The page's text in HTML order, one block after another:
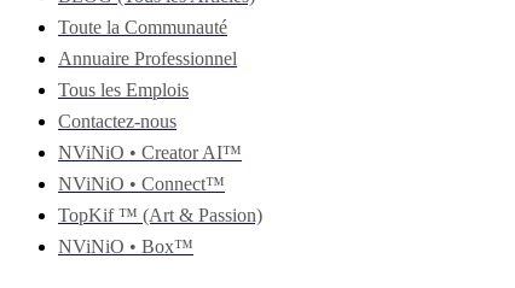
Toute la Communauté
Annuaire Professionnel
Tous les Emplois
Contactez-nous
NViNiO • Creator AI™
NViNiO • Connect™
TopKif ™ (Art & Passion)
NViNiO • Box™